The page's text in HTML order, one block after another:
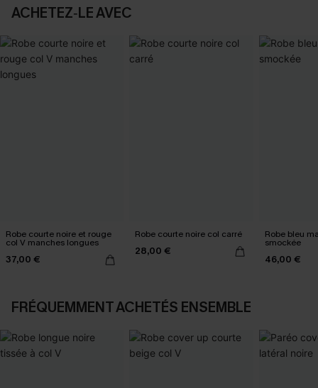
ACHETEZ‑LE AVEC
Robe courte noire et rouge
col V manches longues
37,00 €
Robe courte noire col carré
28,00 €
Robe bleu
smockée
46,00 €
FRÉQUEMMENT ACHETÉS ENSEMBLE